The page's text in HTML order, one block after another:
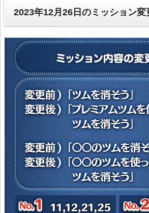
2023年12月26日のミッション変